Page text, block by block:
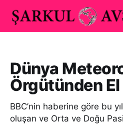
Dünya
Örgütünden El
BBC’nin haberine göre bu
oluşan ve Orta ve Doğu